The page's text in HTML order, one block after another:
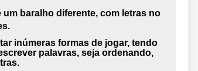
um baralho diferente, com letras no
inúmeras formas de jogar, tendo
palavras, seja ordenando,